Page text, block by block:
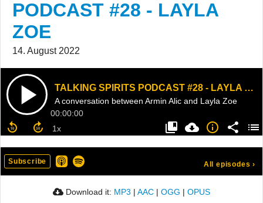
PODCAST #28 - LAYLA
ZOE
14. August 2022
TALKING SPIRITS PODCAST #28 - LAYLA ZOE
A conversation between Armin Alic and Layla Zoe
00:00:00
Subscribe All episodes ›
Download it: MP3 | AAC | OGG | OPUS